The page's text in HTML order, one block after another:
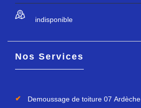
indisponible
Nos Services
Demoussage de toiture 07 Ardèche